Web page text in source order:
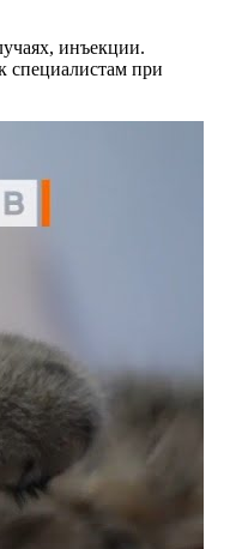
инъекции.
специалистам при